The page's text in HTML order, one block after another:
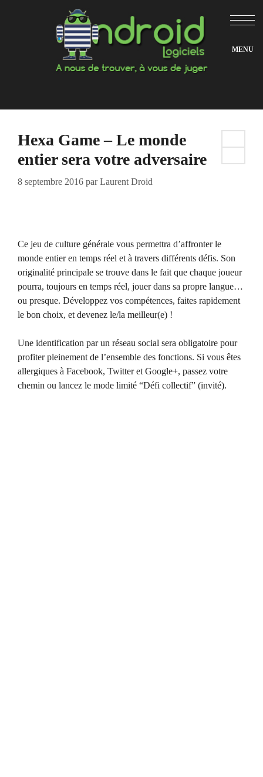
Hexa Game – Le monde
entier sera votre adversaire
8 septembre 2016 parLaurent Droid
Ce jeu de culture générale vous permettra d’affronter le
monde entier en temps réel et à travers différents défis. Son
originalité principale se trouve dans le fait que chaque joueur
pourra, toujours en temps réel, jouer dans sa propre langue…
ou presque. Développez vos compétences, faites rapidement
le bon choix, et devenez le/la meilleur(e) !
Une identification par un réseau social sera obligatoire pour
profiter pleinement de l’ensemble des fonctions. Si vous êtes
allergiques à Facebook, Twitter et Google+, passez votre
chemin ou lancez le mode limité “Défi collectif” (invité).